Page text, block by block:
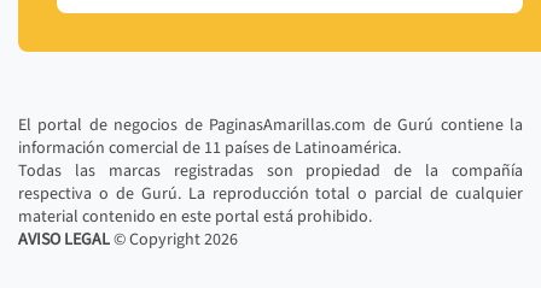
El portal de negocios de PaginasAmarillas.com de Gurú contiene la
información comercial de 11 países de Latinoamérica.
Todas las marcas registradas son propiedad de la compañía
respectiva o de Gurú. La reproducción total o parcial de cualquier
material contenido en este portal está prohibido.
AVISO LEGAL© Copyright2026